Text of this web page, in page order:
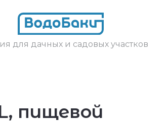
для дачных и садовых участков
пищевой